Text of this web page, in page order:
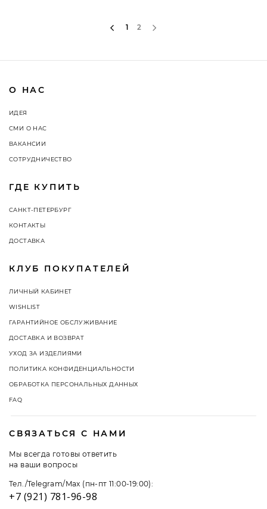
1 2
О НАС
ИДЕЯ
СМИ О НАС
ВАКАНСИИ
СОТРУДНИЧЕСТВО
ГДЕ КУПИТЬ
САНКТ-ПЕТЕРБУРГ
КОНТАКТЫ
ДОСТАВКА
КЛУБ ПОКУПАТЕЛЕЙ
ЛИЧНЫЙ КАБИНЕТ
WISHLIST
ГАРАНТИЙНОЕ ОБСЛУЖИВАНИЕ
ДОСТАВКА И ВОЗВРАТ
УХОД ЗА ИЗДЕЛИЯМИ
ПОЛИТИКА КОНФИДЕНЦИАЛЬНОСТИ
ОБРАБОТКА ПЕРСОНАЛЬНЫХ ДАННЫХ
FAQ
СВЯЗАТЬСЯ С НАМИ
Мы всегда готовы ответить
на ваши вопросы
Тел./Telegram/Max (пн-пт 11:00-19:00):
+7 (921) 781-96-98